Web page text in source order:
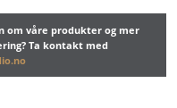
om våre produkter og mer
Ta kontakt med